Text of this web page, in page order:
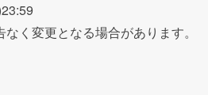
く変更となる場合があります。